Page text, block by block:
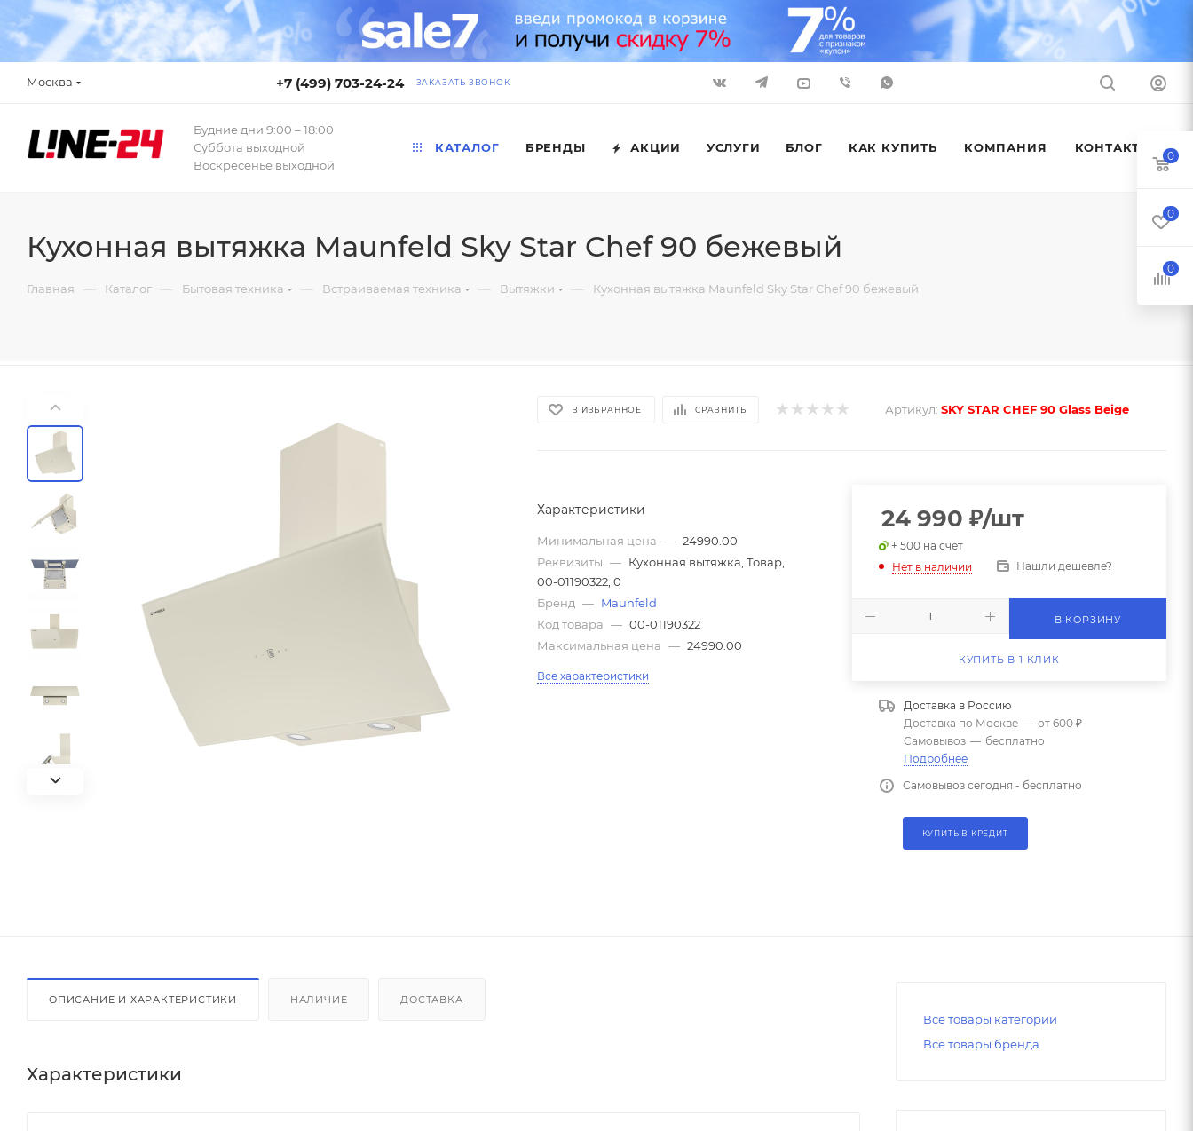
Москва +7 (499) 703-24-24 ЗАКАЗАТЬ ЗВОНОК
Будние дни 9:00 – 18:00
Суббота выходной
Воскресенье выходной
КАТАЛОГ БРЕНДЫ АКЦИИ УСЛУГИ БЛОГ КАК КУПИТЬ КОМПАНИЯ КОНТАКТЫ
Кухонная вытяжка Maunfeld Sky Star Chef 90 бежевый
Главная — Каталог — Бытовая техника — Встраиваемая техника — Вытяжки — Кухонная вытяжка Maunfeld Sky Star Chef 90 бежевый
В ИЗБРАННОЕ СРАВНИТЬ Артикул: SKY STAR CHEF 90 Glass Beige
Характеристики
Минимальная цена — 24990.00
Реквизиты — Кухонная вытяжка, Товар,
00-01190322, 0
Бренд — Maunfeld
Код товара — 00-01190322
Максимальная цена — 24990.00
Все характеристики
24 990 ₽/шт
+ 500 на счет
Нет в наличии
Нашли дешевле?
В КОРЗИНУ
КУПИТЬ В 1 КЛИК
Доставка в Россию
Доставка по Москве — от 600 ₽
Самовывоз — бесплатно
Подробнее
Самовывоз сегодня - бесплатно
КУПИТЬ В КРЕДИТ
ОПИСАНИЕ И ХАРАКТЕРИСТИКИ НАЛИЧИЕ ДОСТАВКА
Характеристики
Все товары категории
Все товары бренда
0
0
0